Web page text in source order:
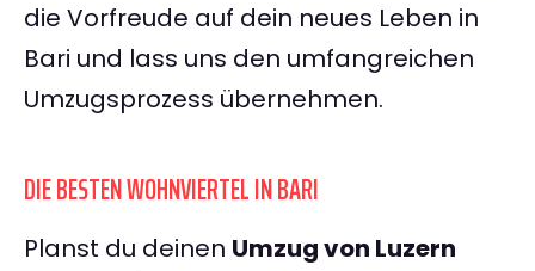
die Vorfreude auf dein neues Leben in
Bari und lass uns den umfangreichen
Umzugsprozess übernehmen.
DIE BESTEN WOHNVIERTEL IN BARI
Planst du deinen Umzug von Luzern